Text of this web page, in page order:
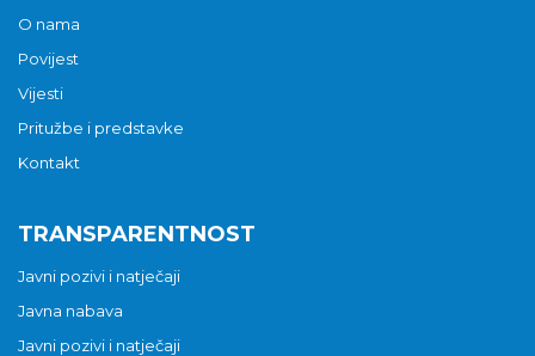
O nama
Povijest
Vijesti
Pritužbe i predstavke
Kontakt
TRANSPARENTNOST
Javni pozivi i natječaji
Javna nabava
Javni pozivi i natječaji